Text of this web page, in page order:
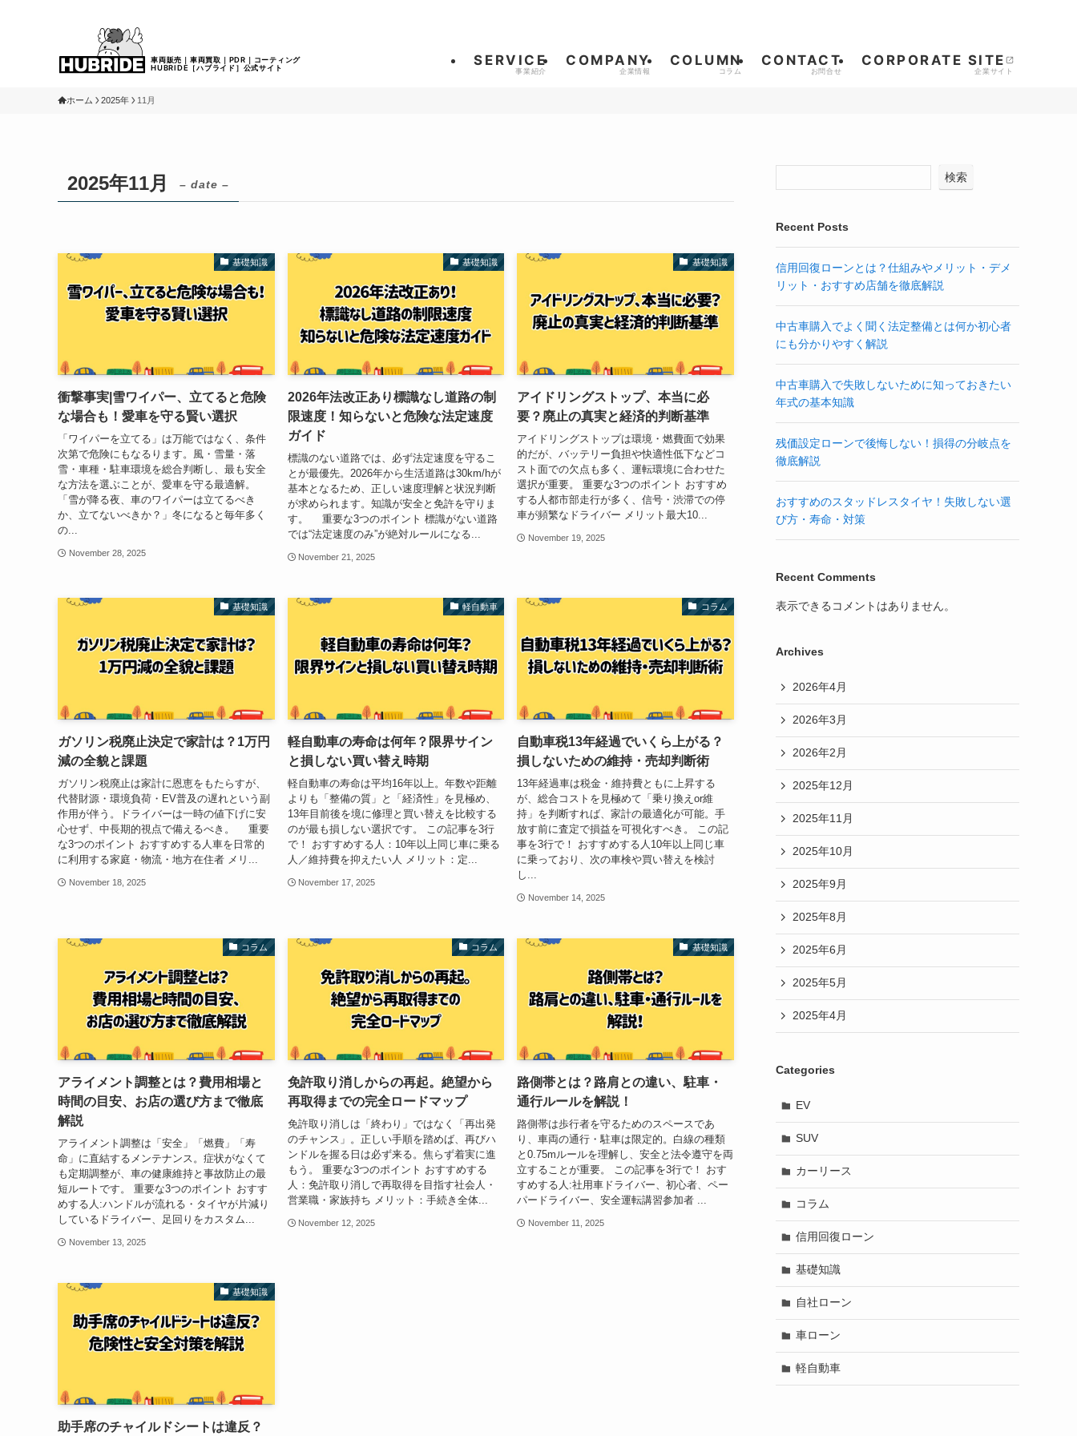
SERVICE COMPANY COLUMN CONTACT CORPORATE SITE
ホーム 2025年 11月
2025年11月 – date –
基礎知識
衝撃事実|雪ワイパー、立てると危険
な場合も！愛車を守る賢い選択
「ワイパーを立てる」は万能ではなく、条件
次第で危険にもなるります。風・雪量・落
雪・車種・駐車環境を総合判断し、最も安全
な方法を選ぶことが、愛車を守る最適解。
「雪が降る夜、車のワイパーは立てるべき
か、立てないべきか？」冬になると毎年多く
の...
November 28, 2025
基礎知識
2026年法改正あり標識なし道路の制
限速度！知らないと危険な法定速度
ガイド
標識のない道路では、必ず法定速度を守るこ
とが最優先。2026年から生活道路は30km/hが
基本となるため、正しい速度理解と状況判断
が求められます。知識が安全と免許を守りま
す。 重要な3つのポイント 標識がない道路
では“法定速度のみ”が絶対ルールになる...
November 21, 2025
基礎知識
アイドリングストップ、本当に必
要？廃止の真実と経済的判断基準
アイドリングストップは環境・燃費面で効果
的だが、バッテリー負担や快適性低下などコ
スト面での欠点も多く、運転環境に合わせた
選択が重要。 重要な3つのポイント おすすめ
する人都市部走行が多く、信号・渋滞での停
車が頻繁なドライバー メリット最大10...
November 19, 2025
基礎知識
ガソリン税廃止決定で家計は？1万円
減の全貌と課題
ガソリン税廃止は家計に恩恵をもたらすが、
代替財源・環境負荷・EV普及の遅れという副
作用が伴う。ドライバーは一時の値下げに安
心せず、中長期的視点で備えるべき。 重要
な3つのポイント おすすめする人車を日常的
に利用する家庭・物流・地方在住者 メリ...
November 18, 2025
軽自動車
軽自動車の寿命は何年？限界サイン
と損しない買い替え時期
軽自動車の寿命は平均16年以上。年数や距離
よりも「整備の質」と「経済性」を見極め、
13年目前後を境に修理と買い替えを比較する
のが最も損しない選択です。 この記事を3行
で！ おすすめする人：10年以上同じ車に乗る
人／維持費を抑えたい人 メリット：定...
November 17, 2025
コラム
自動車税13年経過でいくら上がる？
損しないための維持・売却判断術
13年経過車は税金・維持費ともに上昇する
が、総合コストを見極めて「乗り換えor維
持」を判断すれば、家計の最適化が可能。手
放す前に査定で損益を可視化すべき。 この記
事を3行で！ おすすめする人10年以上同じ車
に乗っており、次の車検や買い替えを検討
し...
November 14, 2025
コラム
アライメント調整とは？費用相場と
時間の目安、お店の選び方まで徹底
解説
アライメント調整は「安全」「燃費」「寿
命」に直結するメンテナンス。症状がなくて
も定期調整が、車の健康維持と事故防止の最
短ルートです。 重要な3つのポイント おすす
めする人:ハンドルが流れる・タイヤが片減り
しているドライバー、足回りをカスタム...
November 13, 2025
コラム
免許取り消しからの再起。絶望から
再取得までの完全ロードマップ
免許取り消しは「終わり」ではなく「再出発
のチャンス」。正しい手順を踏めば、再びハ
ンドルを握る日は必ず来る。焦らず着実に進
もう。 重要な3つのポイント おすすめする
人：免許取り消しで再取得を目指す社会人・
営業職・家族持ち メリット：手続き全体...
November 12, 2025
基礎知識
路側帯とは？路肩との違い、駐車・
通行ルールを解説！
路側帯は歩行者を守るためのスペースであ
り、車両の通行・駐車は限定的。白線の種類
と0.75mルールを理解し、安全と法令遵守を両
立することが重要。 この記事を3行で！ おす
すめする人:社用車ドライバー、初心者、ペー
パードライバー、安全運転講習参加者 ...
November 11, 2025
基礎知識
助手席のチャイルドシートは違反？
検索
Recent Posts
信用回復ローンとは？仕組みやメリット・デメ
リット・おすすめ店舗を徹底解説
中古車購入でよく聞く法定整備とは何か初心者
にも分かりやすく解説
中古車購入で失敗しないために知っておきたい
年式の基本知識
残価設定ローンで後悔しない！損得の分岐点を
徹底解説
おすすめのスタッドレスタイヤ！失敗しない選
び方・寿命・対策
Recent Comments
表示できるコメントはありません。
Archives
2026年4月
2026年3月
2026年2月
2025年12月
2025年11月
2025年10月
2025年9月
2025年8月
2025年6月
2025年5月
2025年4月
Categories
EV
SUV
カーリース
コラム
信用回復ローン
基礎知識
自社ローン
車ローン
軽自動車